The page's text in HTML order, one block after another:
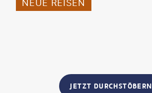
NEUE REISEN
JETZT DURCHSTÖBERN